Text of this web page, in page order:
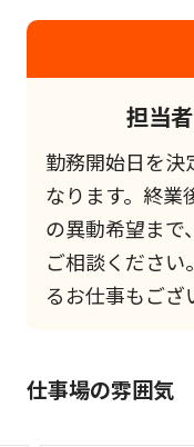
担当
勤務開始日を
なります。終業
の異動希望まで
ご相談くださ
るお仕事もござ
仕事場の雰囲気